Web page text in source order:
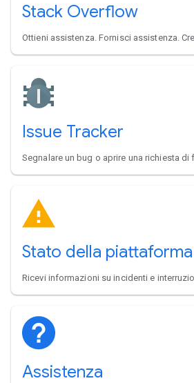
Stack Overflow
Ottieni assistenza. Fornisci assistenza.
Issue Tracker
Segnalare un bug o aprire una richiesta di
Stato della piattaforma
Ricevi informazioni su incidenti e
Assistenza